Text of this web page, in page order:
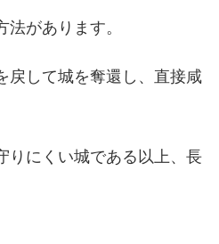
があります。
戻して城を奪還し、直接咸
りにくい城である以上、長